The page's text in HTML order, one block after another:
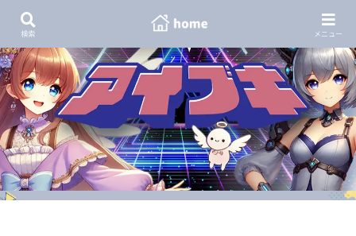
検索 メニュー